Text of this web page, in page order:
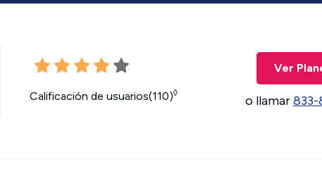
Calificación de usuarios(110)◊
Ver
o llamar833-